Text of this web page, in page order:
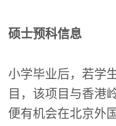
硕士预科信息
小学毕业后，若学
目，该项目与香港
便有机会在北京外